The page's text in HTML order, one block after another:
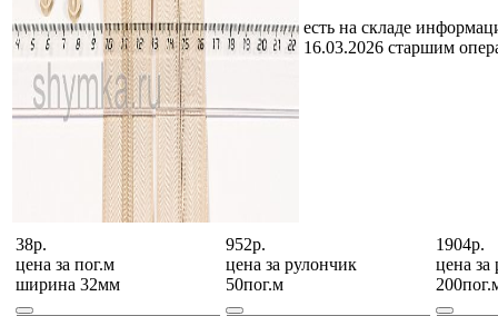
есть на складе
16.03.2026 старшим
38р.
цена за пог.м
ширина 32мм
952р.
цена за рулончик
50пог.м
1904р.
цена за